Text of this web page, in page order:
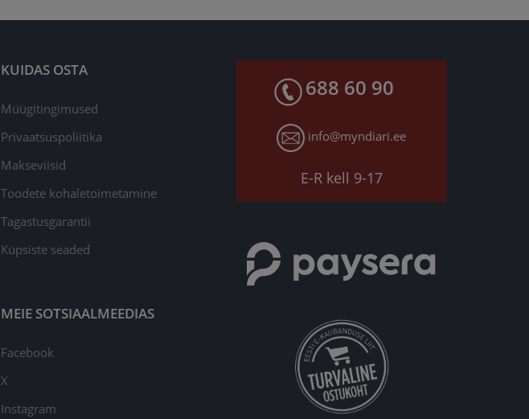
KUIDAS OSTA
Müügitingimused
Privaatsuspoliitika
Makseviisid
Toodete kohaletoimetamine
Tagastusgarantii
Küpsiste seaded
MEIE SOTSIAALMEEDIAS
Facebook
X
Instagram
688 60 90
info@myndiari.ee
E-R kell 9-17